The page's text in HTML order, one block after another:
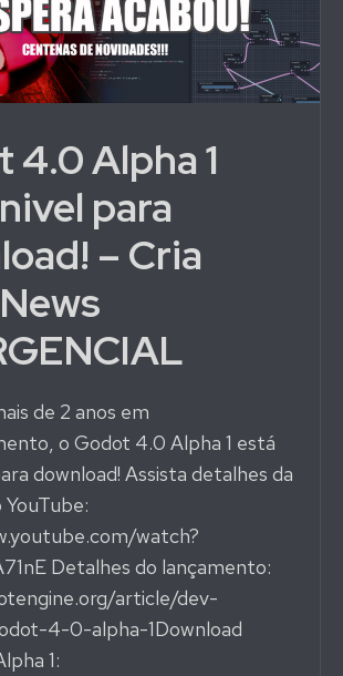
4.0 Alpha 1
para
– Cria
de 2 anos em
o Godot 4.0 Alpha 1 está
download! Assista detalhes da
watch?
Detalhes do lançamento:
article/dev-
4-0-alpha-1Download
1: